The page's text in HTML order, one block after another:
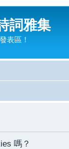
詞雅集
表區！
嗎？